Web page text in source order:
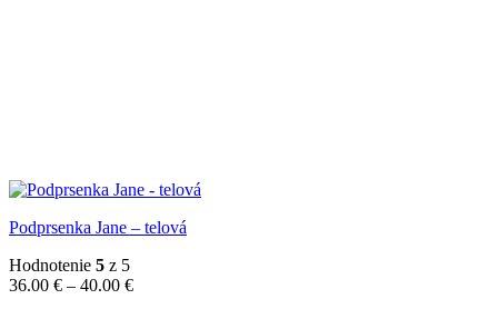
Podprsenka Jane – telová
Hodnotenie 5 z 5
36.00 € – 40.00 €Price